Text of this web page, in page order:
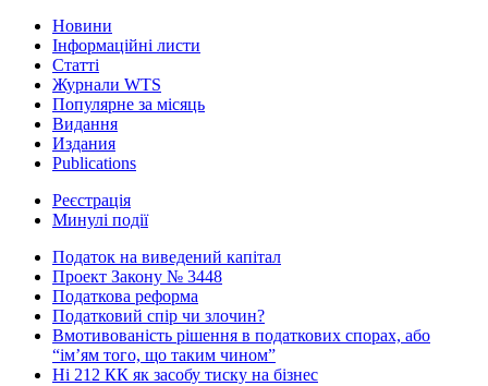
Новини
Інформаційні листи
Статті
Журнали WTS
Популярне за місяць
Видання
Издания
Publications
Реєстрація
Минулі події
Податок на виведений капітал
Проект Закону № 3448
Податкова реформа
Податковий спір чи злочин?
Вмотивованість рішення в податкових спорах, або
“ім’ям того, що таким чином”
Ні 212 КК як засобу тиску на бізнес